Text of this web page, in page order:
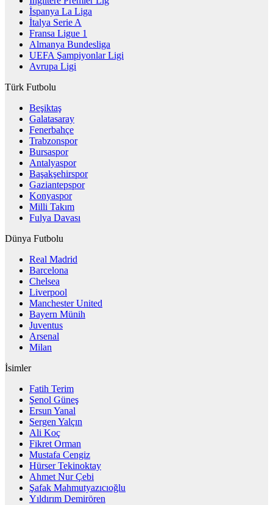
İspanya La Liga
İtalya Serie A
Fransa Ligue 1
Almanya Bundesliga
UEFA Şampiyonlar Ligi
Avrupa Ligi
Türk Futbolu
Beşiktaş
Galatasaray
Fenerbahçe
Trabzonspor
Bursaspor
Antalyaspor
Başakşehirspor
Gaziantepspor
Konyaspor
Milli Takım
Fulya Davası
Dünya Futbolu
Real Madrid
Barcelona
Chelsea
Liverpool
Manchester United
Bayern Münih
Juventus
Arsenal
Milan
İsimler
Fatih Terim
Şenol Güneş
Ersun Yanal
Sergen Yalçın
Ali Koç
Fikret Orman
Mustafa Cengiz
Hürser Tekinoktay
Ahmet Nur Çebi
Şafak Mahmutyazıcıoğlu
Yıldırım Demirören